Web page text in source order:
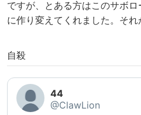
ですが、とある方はこのサボ
に作り変えてくれました。それ
自殺
44
@ClawLion